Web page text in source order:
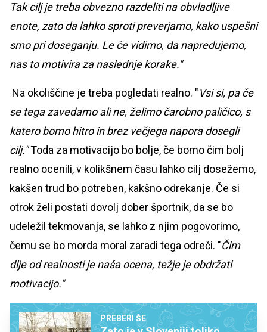
Tak cilj je treba obvezno razdeliti na obvladljive
enote, zato da lahko sproti preverjamo, kako uspešni
smo pri doseganju. Le če vidimo, da napredujemo,
nas to motivira za naslednje korake."
Na okoliščine je treba pogledati realno. "Vsi si, pa če
se tega zavedamo ali ne, želimo čarobno paličico, s
katero bomo hitro in brez večjega napora dosegli
cilj."Toda za motivacijo bo bolje, če bomo čim bolj
realno ocenili, v kolikšnem času lahko cilj dosežemo,
kakšen trud bo potreben, kakšno odrekanje. Če si
otrok želi postati dovolj dober športnik, da se bo
udeležil tekmovanja, se lahko z njim pogovorimo,
čemu se bo morda moral zaradi tega odreči. "Čim
dlje od realnosti je naša ocena, težje je obdržati
motivacijo."
PREBERI ŠE